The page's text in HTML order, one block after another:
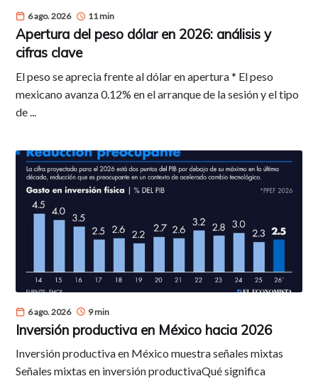
6 ago. 2026 11 min
Apertura del peso dólar en 2026: análisis y
cifras clave
El peso se aprecia frente al dólar en apertura * El peso
mexicano avanza 0.12% en el arranque de la sesión y el tipo
de ...
6 ago. 2026 9 min
Inversión productiva en México hacia 2026
Inversión productiva en México muestra señales mixtas
Señales mixtas en inversión productivaQué significa